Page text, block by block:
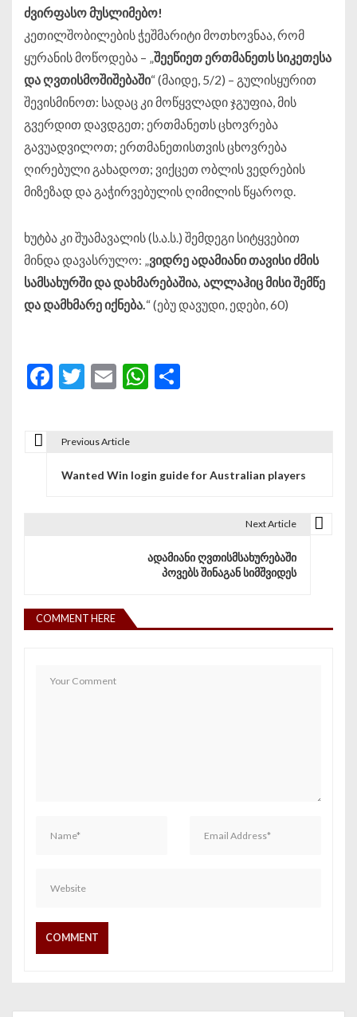
ძვირფასო მუსლიმებო!
კეთილშობილების ჭეშმარიტი მოთხოვნაა, რომ
ყურანის მოწოდება – „შეეწიეთ ერთმანეთს სიკეთესა
და ღვთისმოშიშებაში“ (მაიდე, 5/2) – გულისყურით
შევისმინოთ: სადაც კი მოწყვლადი ჯგუფია, მის
გვერდით დავდგეთ; ერთმანეთს ცხოვრება
გავუადვილოთ; ერთმანეთისთვის ცხოვრება
ღირებული გახადოთ; ვიქცეთ ობლის ვედრების
მიზეზად და გაჭირვებულის ღიმილის წყაროდ.
ხუტბა კი შუამავალის (ს.ა.ს.) შემდეგი სიტყვებით
მინდა დავასრულო: „ვიდრე ადამიანი თავისი ძმის
სამსახურში და დახმარებაშია, ალლაჰიც მისი შემწე
და დამხმარე იქნება.“ (ებუ დავუდი, ედები, 60)
Facebook
Twitter
EmailWhatsApp
Previous Article
Wanted Win login guide for Australian players
Next Article
ადამიანი ღვთისმსახურებაში
პოვებს შინაგან სიმშვიდეს
COMMENT HERE